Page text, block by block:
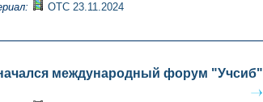
ОТС 23.11.2024
международный форум "Учсиб"